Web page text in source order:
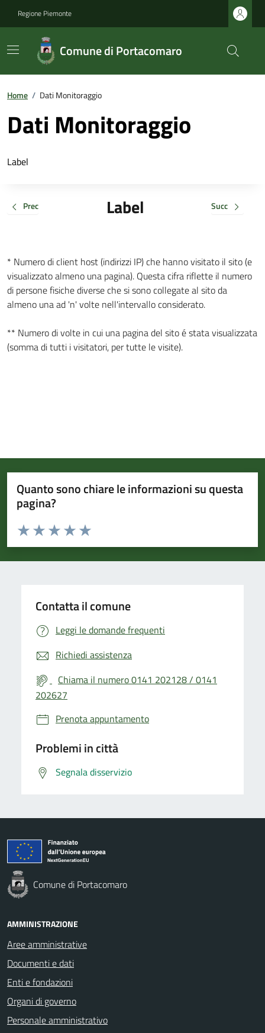
Regione Piemonte
Comune di Portacomaro
Home / Dati Monitoraggio
Dati Monitoraggio
Label
Prec Label Succ
* Numero di client host (indirizzi IP) che hanno visitato il sito (e
visualizzato almeno una pagina). Questa cifra riflette il numero
di persone fisiche diverse che si sono collegate al sito da
almeno una ad 'n' volte nell'intervallo considerato.
** Numero di volte in cui una pagina del sito é stata visualizzata
(somma di tutti i visitatori, per tutte le visite).
Quanto sono chiare le informazioni su questa
pagina?
Valuta da 1 a 5 stelle la pagina
Valuta 5 stelle su 5
Valuta 4 stelle su 5
Valuta 3 stelle su 5
Valuta 2 stelle su 5
Valuta 1 stelle su 5
Contatta il comune
Leggi le domande frequenti
Richiedi assistenza
Chiama il numero 0141 202128 / 0141
202627
Prenota appuntamento
Problemi in città
Segnala disservizio
Comune di Portacomaro
AMMINISTRAZIONE
Aree amministrative
Documenti e dati
Enti e fondazioni
Organi di governo
Personale amministrativo